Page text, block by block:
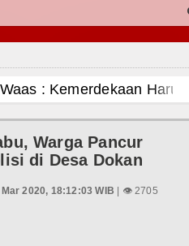
: Kemerdekaan Harus
6 Jam, Polsek Kotarih
Monaco Laga
City vs Atletico Madrid
Terendah,
Warga Pancur
di Desa Dokan
2020, 18:12:03 WIB | 👁 2705